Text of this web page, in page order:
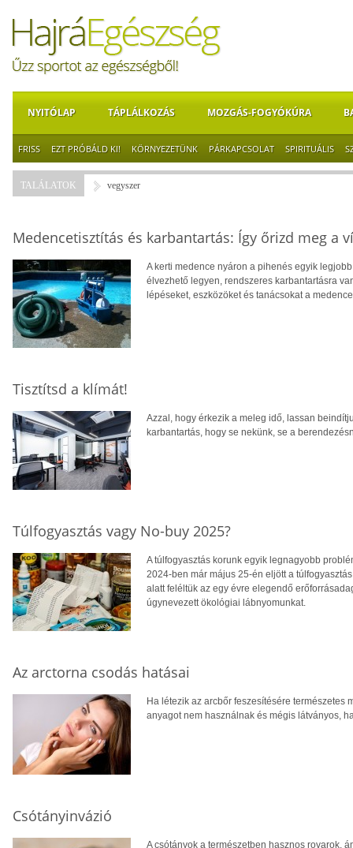
NYITÓLAP TÁPLÁLKOZÁS MOZGÁS-FOGYÓKÚRA
FRISS EZT PRÓBÁLD KI! KÖRNYEZETÜNK PÁRKAPCSOLAT SPIRITUÁLIS
TALÁLATOK vegyszer
Medencetisztítás és karbantartás: Így őrizd meg a
A kerti medence nyáron a pihenés egyik
élvezhető legyen, rendszeres karbantartásra
lépéseket, eszközöket és tanácsokat a
Tisztítsd a klímát!
Azzal, hogy érkezik a meleg idő, lassan
karbantartás, hogy se nekünk, se a
Túlfogyasztás vagy No-buy 2025?
A túlfogyasztás korunk egyik legnagyobb
2024-ben már május 25-én eljött a
alatt feléltük az egy évre elegendő
úgynevezett ökológiai lábnyomunkat.
Az arctorna csodás hatásai
Ha létezik az arcbőr feszesítésére természetes
anyagot nem használnak és mégis látványos,
Csótányinvázió
A csótányok a természetben hasznos rovarok,